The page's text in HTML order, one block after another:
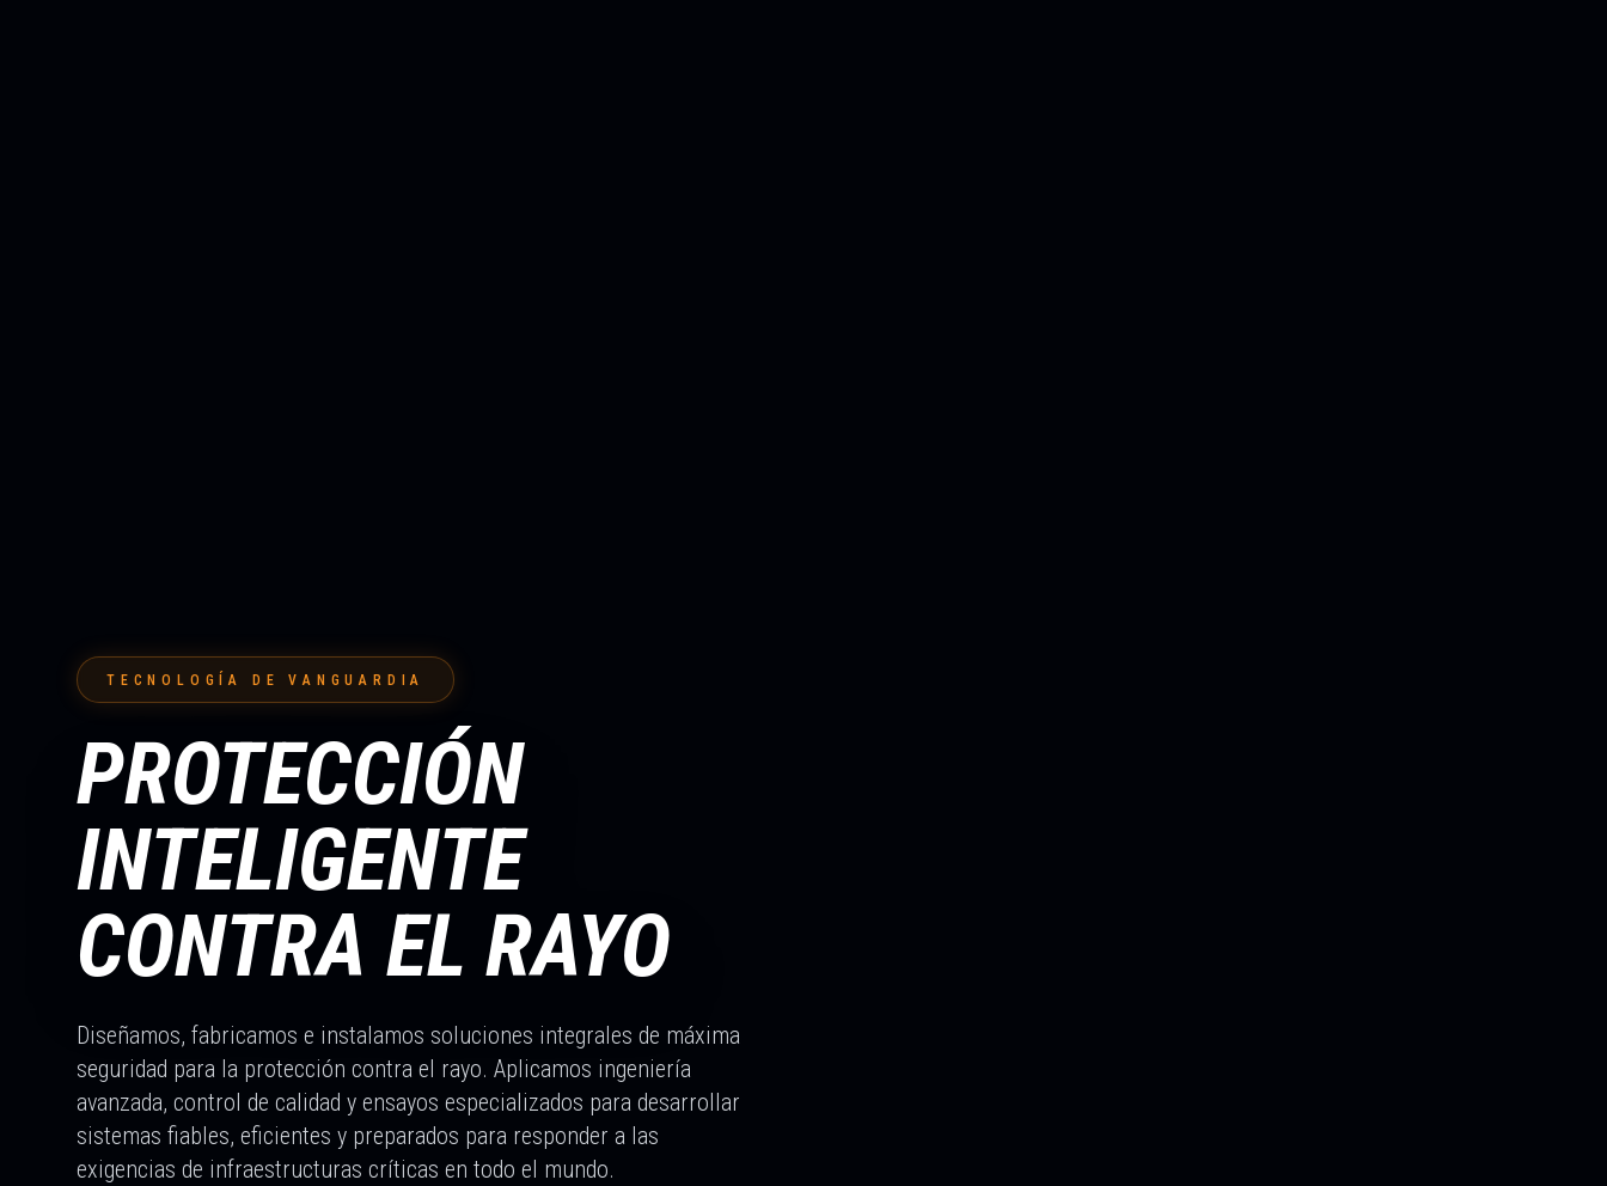
TECNOLOGÍA DE VANGUARDIA
PROTECCIÓN
INTELIGENTE
CONTRA EL RAYO
Diseñamos, fabricamos e instalamos soluciones integrales de máxima
seguridad para la protección contra el rayo. Aplicamos ingeniería
avanzada, control de calidad y ensayos especializados para desarrollar
sistemas fiables, eficientes y preparados para responder a las
exigencias de infraestructuras críticas en todo el mundo.